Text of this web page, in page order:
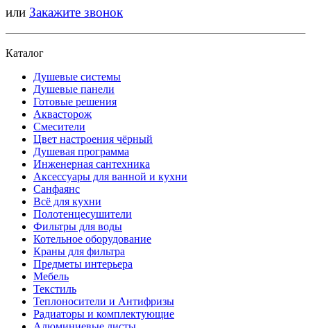
или Закажите звонок
Каталог
Душевые системы
Душевые панели
Готовые решения
Аквасторож
Смесители
Цвет настроения чёрный
Душевая программа
Инженерная сантехника
Аксессуары для ванной и кухни
Санфаянс
Всё для кухни
Полотенцесушители
Фильтры для воды
Котельное оборудование
Краны для фильтра
Предметы интерьера
Мебель
Текстиль
Теплоносители и Антифризы
Радиаторы и комплектующие